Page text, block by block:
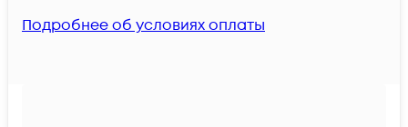
Подробнее об условиях оплаты